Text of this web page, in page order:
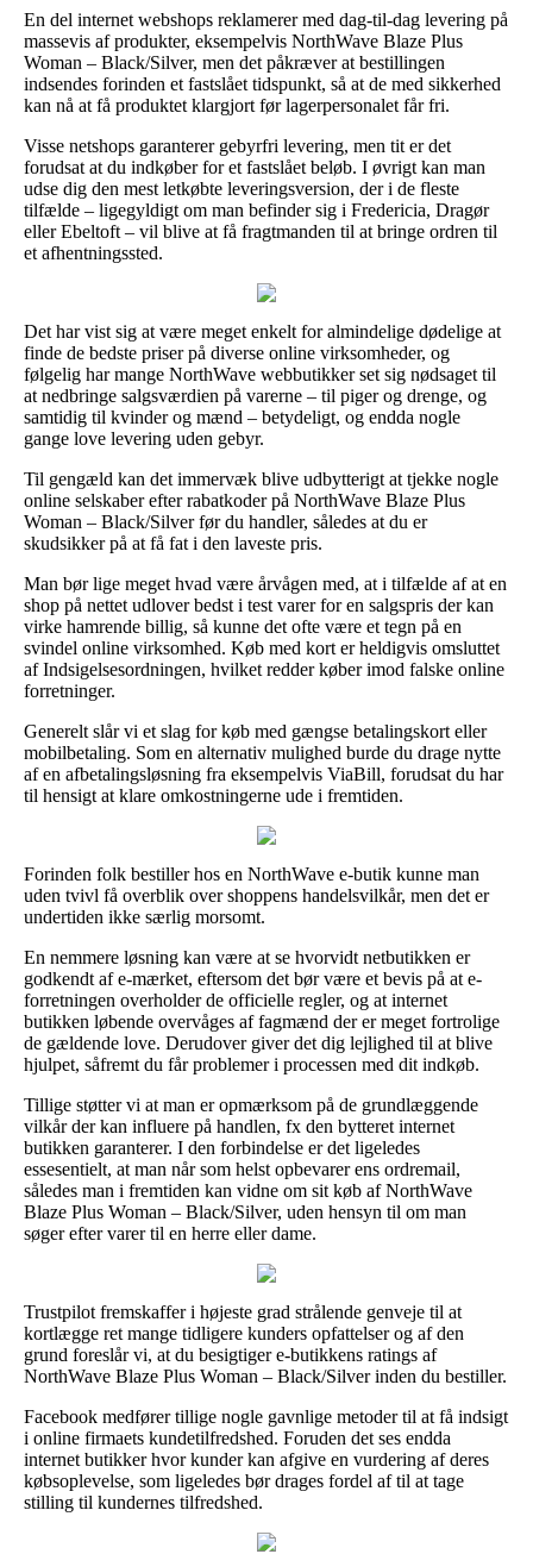
En del internet webshops reklamerer med dag-til-dag levering på
massevis af produkter, eksempelvis NorthWave Blaze Plus
Woman – Black/Silver, men det påkræver at bestillingen
indsendes forinden et fastslået tidspunkt, så at de med sikkerhed
kan nå at få produktet klargjort før lagerpersonalet får fri.
Visse netshops garanterer gebyrfri levering, men tit er det
forudsat at du indkøber for et fastslået beløb. I øvrigt kan man
udse dig den mest letkøbte leveringsversion, der i de fleste
tilfælde – ligegyldigt om man befinder sig i Fredericia, Dragør
eller Ebeltoft – vil blive at få fragtmanden til at bringe ordren til
et afhentningssted.
Det har vist sig at være meget enkelt for almindelige dødelige at
finde de bedste priser på diverse online virksomheder, og
følgelig har mange NorthWave webbutikker set sig nødsaget til
at nedbringe salgsværdien på varerne – til piger og drenge, og
samtidig til kvinder og mænd – betydeligt, og endda nogle
gange love levering uden gebyr.
Til gengæld kan det immervæk blive udbytterigt at tjekke nogle
online selskaber efter rabatkoder på NorthWave Blaze Plus
Woman – Black/Silver før du handler, således at du er
skudsikker på at få fat i den laveste pris.
Man bør lige meget hvad være årvågen med, at i tilfælde af at en
shop på nettet udlover bedst i test varer for en salgspris der kan
virke hamrende billig, så kunne det ofte være et tegn på en
svindel online virksomhed. Køb med kort er heldigvis omsluttet
af Indsigelsesordningen, hvilket redder køber imod falske online
forretninger.
Generelt slår vi et slag for køb med gængse betalingskort eller
mobilbetaling. Som en alternativ mulighed burde du drage nytte
af en afbetalingsløsning fra eksempelvis ViaBill, forudsat du har
til hensigt at klare omkostningerne ude i fremtiden.
Forinden folk bestiller hos en NorthWave e-butik kunne man
uden tvivl få overblik over shoppens handelsvilkår, men det er
undertiden ikke særlig morsomt.
En nemmere løsning kan være at se hvorvidt netbutikken er
godkendt af e-mærket, eftersom det bør være et bevis på at e-
forretningen overholder de officielle regler, og at internet
butikken løbende overvåges af fagmænd der er meget fortrolige
de gældende love. Derudover giver det dig lejlighed til at blive
hjulpet, såfremt du får problemer i processen med dit indkøb.
Tillige støtter vi at man er opmærksom på de grundlæggende
vilkår der kan influere på handlen, fx den bytteret internet
butikken garanterer. I den forbindelse er det ligeledes
essesentielt, at man når som helst opbevarer ens ordremail,
således man i fremtiden kan vidne om sit køb af NorthWave
Blaze Plus Woman – Black/Silver, uden hensyn til om man
søger efter varer til en herre eller dame.
Trustpilot fremskaffer i højeste grad strålende genveje til at
kortlægge ret mange tidligere kunders opfattelser og af den
grund foreslår vi, at du besigtiger e-butikkens ratings af
NorthWave Blaze Plus Woman – Black/Silver inden du bestiller.
Facebook medfører tillige nogle gavnlige metoder til at få indsigt
i online firmaets kundetilfredshed. Foruden det ses endda
internet butikker hvor kunder kan afgive en vurdering af deres
købsoplevelse, som ligeledes bør drages fordel af til at tage
stilling til kundernes tilfredshed.